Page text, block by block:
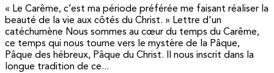
« Le Carême, c’est ma période préférée me faisant réaliser la
beauté de la vie aux côtés du Christ. » Lettre d'un
catéchumène Nous sommes au cœur du temps du Carême,
ce temps qui nous tourne vers le mystère de la Pâque,
Pâque des hébreux, Pâque du Christ. Il nous inscrit dans la
longue tradition de ce...